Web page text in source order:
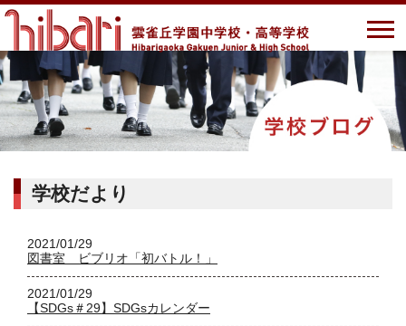
学校だより
2021/01/29
図書室 ビブリオ「初バトル！」
2021/01/29
【SDGs＃29】SDGsカレンダー